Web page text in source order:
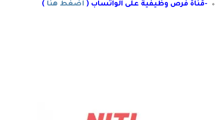
-قناة فرص وظيفية على الواتساب ( أضغط هنا )